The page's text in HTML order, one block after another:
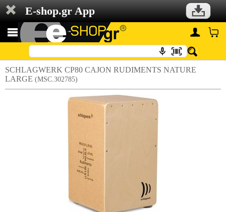
E-shop.gr App
SCHLAGWERK CP80 CAJON RUDIMENTS NATURE
LARGE (MSC.302785)